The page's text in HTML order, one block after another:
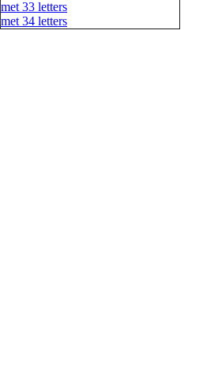
met 33 letters
met 34 letters